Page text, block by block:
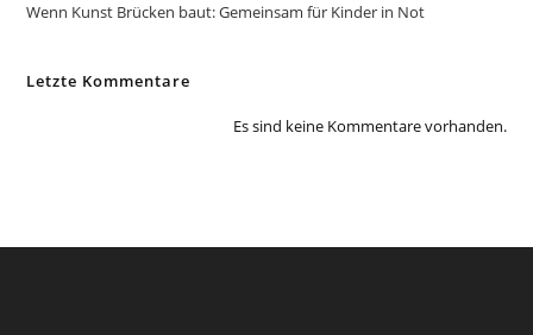
Wenn Kunst Brücken baut: Gemeinsam für Kinder in Not
Letzte Kommentare
Es sind keine Kommentare vorhanden.